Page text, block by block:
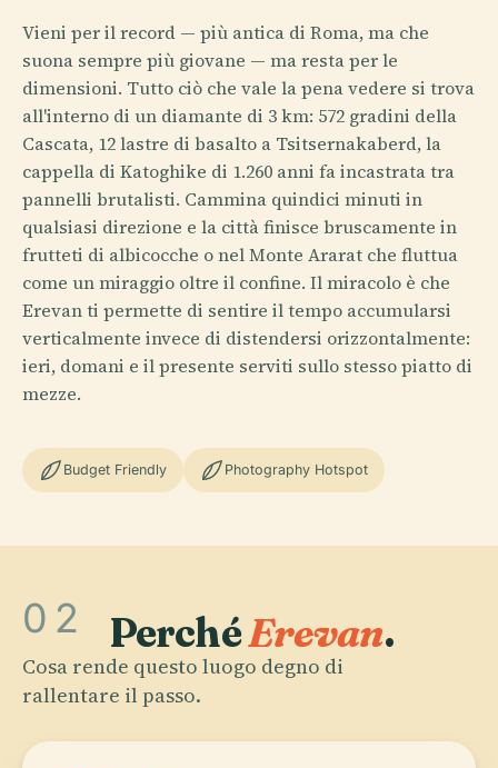
Vieni per il record — più antica di Roma, ma che
suona sempre più giovane — ma resta per le
dimensioni. Tutto ciò che vale la pena vedere si trova
all'interno di un diamante di 3 km: 572 gradini della
Cascata, 12 lastre di basalto a Tsitsernakaberd, la
cappella di Katoghike di 1.260 anni fa incastrata tra
pannelli brutalisti. Cammina quindici minuti in
qualsiasi direzione e la città finisce bruscamente in
frutteti di albicocche o nel Monte Ararat che fluttua
come un miraggio oltre il confine. Il miracolo è che
Erevan ti permette di sentire il tempo accumularsi
verticalmente invece di distendersi orizzontalmente:
ieri, domani e il presente serviti sullo stesso piatto di
mezze.
Budget Friendly Photography Hotspot
02 PerchéErevan.
Cosa rende questo luogo degno di
rallentare il passo.